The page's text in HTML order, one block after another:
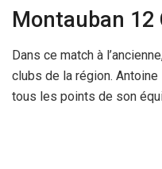
Montauban 12
Dans ce match à
clubs de la région.
tous les points de son